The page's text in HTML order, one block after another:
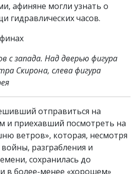
афиняне могли узнать о
гидравлических часов.
с запада. Над дверью фигура
Скирона, слева фигура
отправиться на
и приехавший посмотреть на
ветров», которая, несмотря
разграбления и
сохранилась до
в более-менее «хорошем»